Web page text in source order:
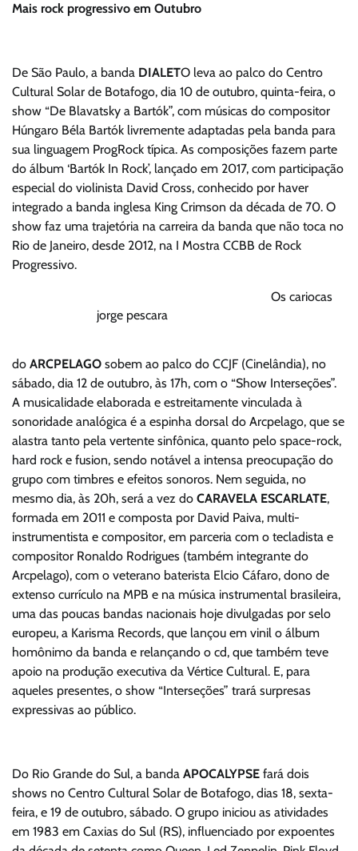
Mais rock progressivo em Outubro
De São Paulo, a banda DIALETO leva ao palco do Centro
Cultural Solar de Botafogo, dia 10 de outubro, quinta-feira, o
show “De Blavatsky a Bartók”, com músicas do compositor
Húngaro Béla Bartók livremente adaptadas pela banda para
sua linguagem ProgRock típica. As composições fazem parte
do álbum ‘Bartók In Rock’, lançado em 2017, com participação
especial do violinista David Cross, conhecido por haver
integrado a banda inglesa King Crimson da década de 70. O
show faz uma trajetória na carreira da banda que não toca no
Rio de Janeiro, desde 2012, na I Mostra CCBB de Rock
Progressivo.
jorge pescara
Os cariocas
do ARCPELAGO sobem ao palco do CCJF (Cinelândia), no
sábado, dia 12 de outubro, às 17h, com o “Show Interseções”.
A musicalidade elaborada e estreitamente vinculada à
sonoridade analógica é a espinha dorsal do Arcpelago, que se
alastra tanto pela vertente sinfônica, quanto pelo space-rock,
hard rock e fusion, sendo notável a intensa preocupação do
grupo com timbres e efeitos sonoros. Nem seguida, no
mesmo dia, às 20h, será a vez do CARAVELA ESCARLATE,
formada em 2011 e composta por David Paiva, multi-
instrumentista e compositor, em parceria com o tecladista e
compositor Ronaldo Rodrigues (também integrante do
Arcpelago), com o veterano baterista Elcio Cáfaro, dono de
extenso currículo na MPB e na música instrumental brasileira,
uma das poucas bandas nacionais hoje divulgadas por selo
europeu, a Karisma Records, que lançou em vinil o álbum
homônimo da banda e relançando o cd, que também teve
apoio na produção executiva da Vértice Cultural. E, para
aqueles presentes, o show “Interseções” trará surpresas
expressivas ao público.
Do Rio Grande do Sul, a banda APOCALYPSE fará dois
shows no Centro Cultural Solar de Botafogo, dias 18, sexta-
feira, e 19 de outubro, sábado. O grupo iniciou as atividades
em 1983 em Caxias do Sul (RS), influenciado por expoentes